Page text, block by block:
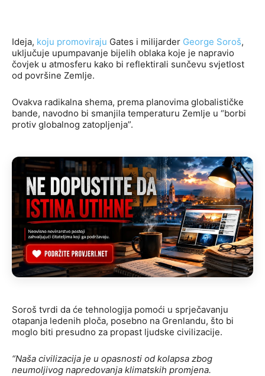
Ideja, koju promoviraju Gates i milijarder George Soroš,
uključuje upumpavanje bijelih oblaka koje je napravio
čovjek u atmosferu kako bi reflektirali sunčevu svjetlost
od površine Zemlje.
Ovakva radikalna shema, prema planovima globalističke
bande, navodno bi smanjila temperaturu Zemlje u “borbi
protiv globalnog zatopljenja”.
Soroš tvrdi da će tehnologija pomoći u sprječavanju
otapanja ledenih ploča, posebno na Grenlandu, što bi
moglo biti presudno za propast ljudske civilizacije.
“Naša civilizacija je u opasnosti od kolapsa zbog
neumoljivog napredovanja klimatskih promjena.